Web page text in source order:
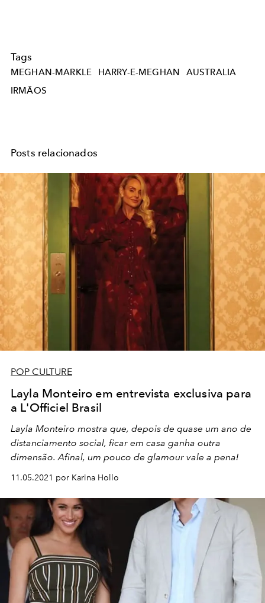
Tags
MEGHAN-MARKLE HARRY-E-MEGHAN
AUSTRALIA
IRMÃOS
Posts relacionados
POP CULTURE
Layla Monteiro em entrevista exclusiva para
a L'Officiel Brasil
Layla Monteiro mostra que, depois de quase um ano de
distanciamento social, ficar em casa ganha outra
dimensão. Afinal, um pouco de glamour vale a pena!
11.05.2021 por Karina Hollo